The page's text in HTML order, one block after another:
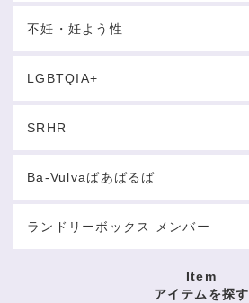
不妊・妊よう性
LGBTQIA+
SRHR
Ba-Vulvaばあばるば
ランドリーボックス メンバー
Item
アイテムを探す